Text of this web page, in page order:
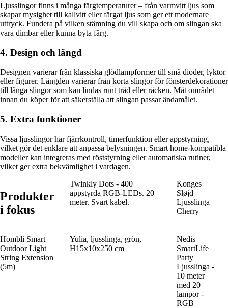
Ljusslingor finns i många färgtemperaturer – från varmvitt ljus som
skapar mysighet till kallvitt eller färgat ljus som ger ett modernare
uttryck. Fundera på vilken stämning du vill skapa och om slingan ska
vara dimbar eller kunna byta färg.
4. Design och längd
Designen varierar från klassiska glödlampformer till små dioder, lyktor
eller figurer. Längden varierar från korta slingor för fönsterdekorationer
till långa slingor som kan lindas runt träd eller räcken. Mät området
innan du köper för att säkerställa att slingan passar ändamålet.
5. Extra funktioner
Vissa ljusslingor har fjärrkontroll, timerfunktion eller appstyrning,
vilket gör det enklare att anpassa belysningen. Smart home-kompatibla
modeller kan integreras med röststyrning eller automatiska rutiner,
vilket ger extra bekvämlighet i vardagen.
Produkter
i fokus
Twinkly Dots - 400
appstyrda RGB-LEDs. 20
meter. Svart kabel.
Konges
Sløjd
Ljusslinga
Cherry
Hombli Smart
Outdoor Light
String Extension
(5m)
Yulia, ljusslinga, grön,
H15x10x250 cm
Nedis
SmartLife
Party
Ljusslinga -
10 meter
med 20
lampor -
RGB